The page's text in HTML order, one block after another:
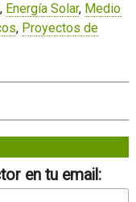
, Energía Solar, Medio
, Proyectos de
en tu email: